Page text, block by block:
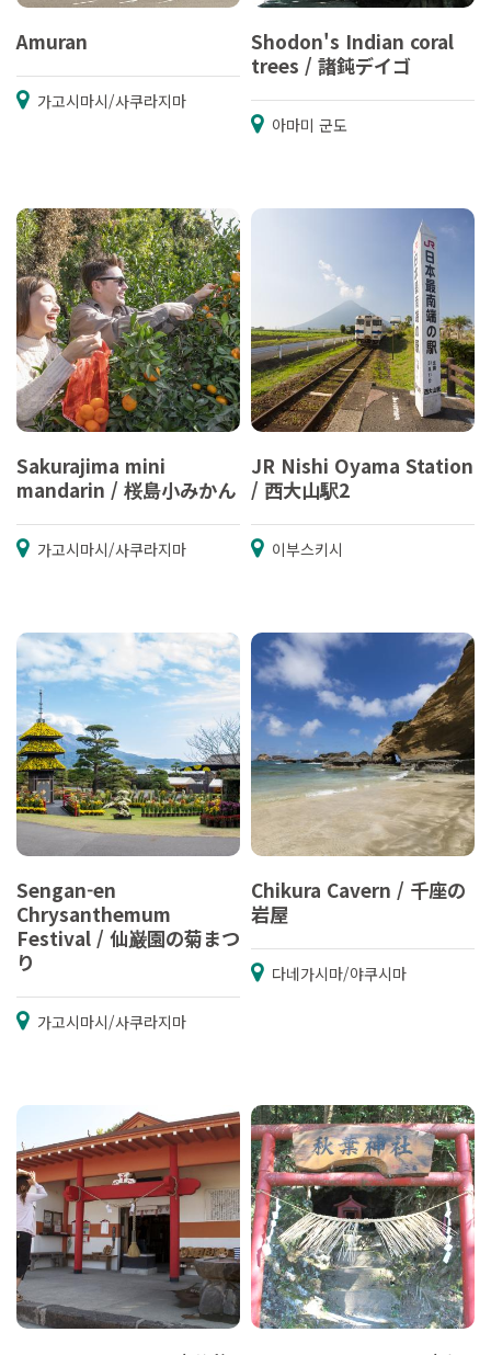
Amuran
가고시마시/사쿠라지마
Shodon's Indian coral
trees / 諸鈍デイゴ
아마미 군도
Sakurajima mini
mandarin / 桜島小みかん
가고시마시/사쿠라지마
JR Nishi Oyama Station
/ 西大山駅2
이부스키시
Sengan-en
Chrysanthemum
Festival / 仙巌園の菊まつ
り
가고시마시/사쿠라지마
Chikura Cavern / 千座の
岩屋
다네가시마/야쿠시마